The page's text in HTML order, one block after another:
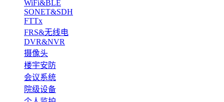
WiFi&BLE
SONET&SDH
FTTx
FRS&无线电
DVR&NVR
摄像头
楼宇安防
会议系统
院级设备